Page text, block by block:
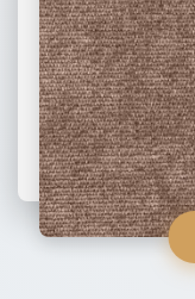
ПОДРОБНЕЕ